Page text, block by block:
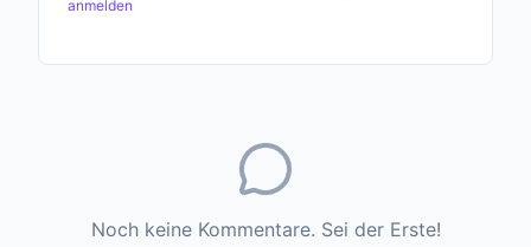
anmelden
Noch keine Kommentare. Sei der Erste!